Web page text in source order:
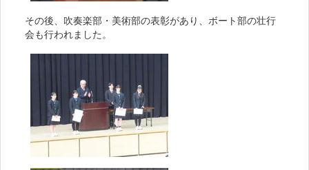
その後、吹奏楽部・美術部の表彰があり、ボート部の壮行
会も行われました。